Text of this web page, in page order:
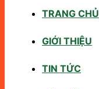
TRANG CHỦ
GIỚI THIỆU
TIN TỨC